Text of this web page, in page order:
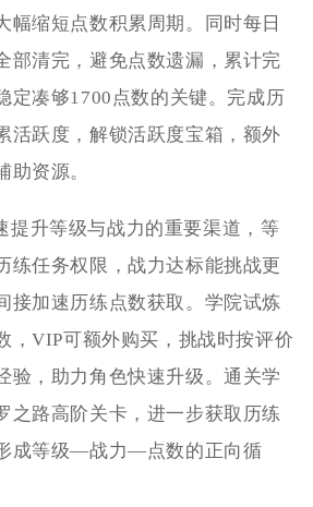
幅缩短点数积累周期。同时每日
部清完，避免点数遗漏，累计完
定凑够1700点数的关键。完成历
活跃度，解锁活跃度宝箱，额外
助资源。
提升等级与战力的重要渠道，等
练任务权限，战力达标能挑战更
接加速历练点数获取。学院试炼
，VIP可额外购买，挑战时按评价
验，助力角色快速升级。通关学
之路高阶关卡，进一步获取历练
成等级—战力—点数的正向循